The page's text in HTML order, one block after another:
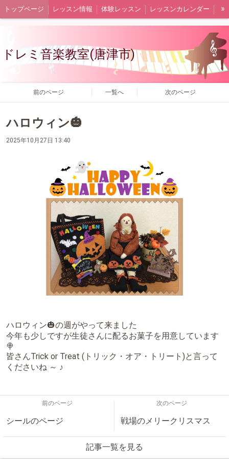
トップページ レッスン情報 体験レッスン レッスンカレンダー
講師プロフィール 教室ブログ
»
ドレミ音楽教室(唐津市)
前のページ 一覧へ 次のページ
ハロウィン🎃
2025年10月27日 13:40
ハロウィン🎃の週がやって来ました
今年も少しですが生徒さんに配るお菓子を用意しています
🍭
皆さんTrick or Treat (トリック・オア・トリート)と言って
くださいね ～ ♪
前のページ
シールのページ
次のページ
戦場のメリークリスマス
記事一覧を見る